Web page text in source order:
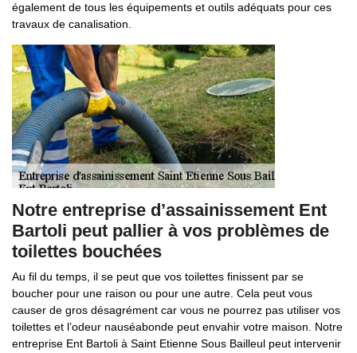
également de tous les équipements et outils adéquats pour ces
travaux de canalisation.
Notre entreprise d’assainissement Ent
Bartoli peut pallier à vos problèmes de
toilettes bouchées
Au fil du temps, il se peut que vos toilettes finissent par se
boucher pour une raison ou pour une autre. Cela peut vous
causer de gros désagrément car vous ne pourrez pas utiliser vos
toilettes et l’odeur nauséabonde peut envahir votre maison. Notre
entreprise Ent Bartoli à Saint Etienne Sous Bailleul peut intervenir